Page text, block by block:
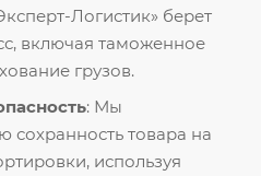
Логистик» берет
включая таможенное
грузов.
: Мы
сохранность товара на
используя